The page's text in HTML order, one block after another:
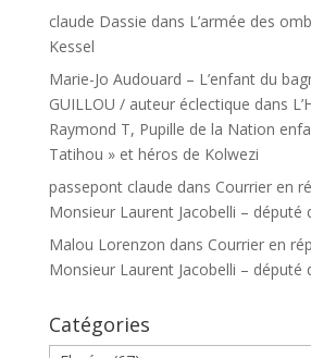
claude Dassie dans L’armée des
Kessel
Marie-Jo Audouard – L’enfant du
GUILLOU / auteur éclectique dans
Raymond T, Pupille de la Nation
Tatihou » et héros de Kolwezi
passepont claude dans Courrier en
Monsieur Laurent Jacobelli – député
Malou Lorenzon dans Courrier en
Monsieur Laurent Jacobelli – député
Catégories